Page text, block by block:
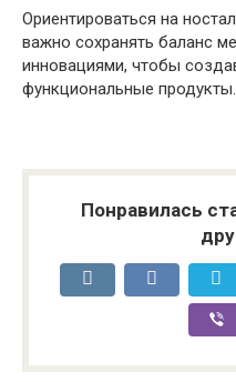
Ориентироваться на
важно сохранять баланс
инновациями, чтобы
функциональные продукты.
Понравилась